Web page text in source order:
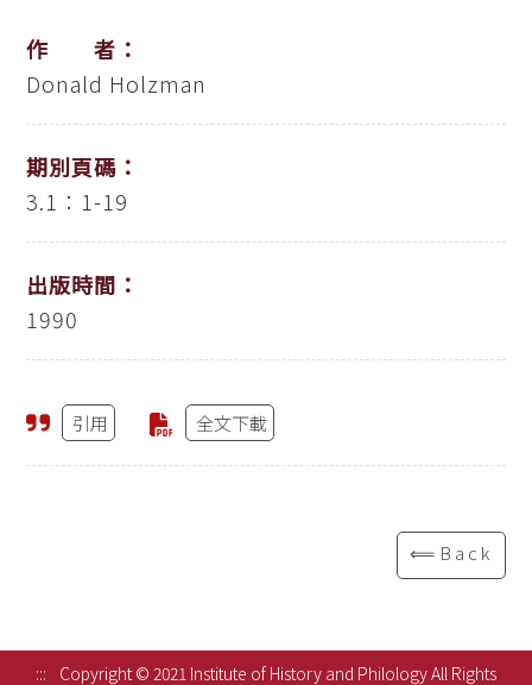
作 者：
Donald Holzman
期別頁碼：
3.1：1-19
出版時間：
1990
引用 全文下載
⟸Back
:::
Copyright © 2021 Institute of History and Philology All Rights